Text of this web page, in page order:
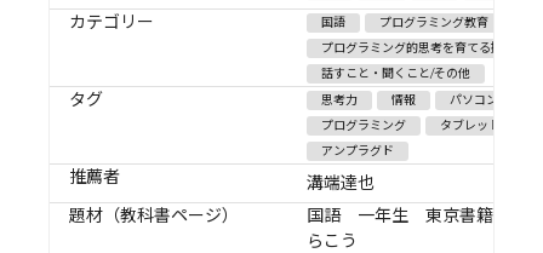
カテゴリー 国語
プログラミング教育
プログラミング的思考を育てる授業/プ
話すこと・聞くこと/その他
タグ 思考力 情報 パソコン
プログラミング
タブレット
アンプラグド
推薦者
溝端達也
題材（教科書ページ）
国語 一年生 東京書籍 「じ
らこう